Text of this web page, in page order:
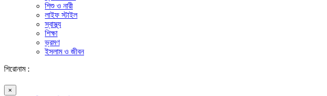
শিশু ও নারী
লাইফ স্টাইল
স্বাস্থ্য
শিক্ষা
ভ্রমণ
ইসলাম ও জীবন
শিরোনাম :
×